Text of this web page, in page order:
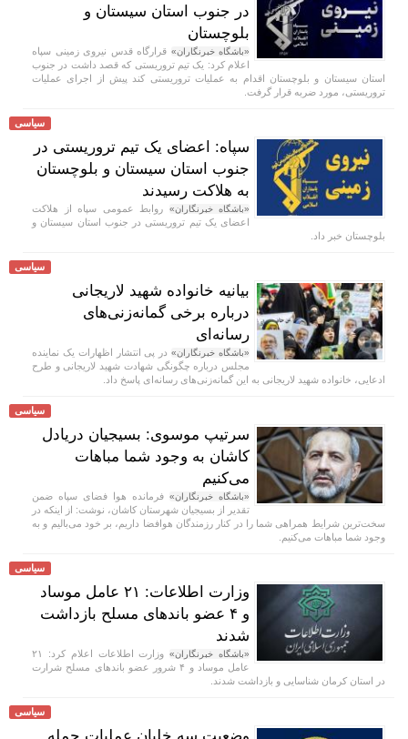
در جنوب استان سیستان و
بلوچستان
«باشگاه خبرنگاران» قرارگاه قدس نیروی زمینی سپاه
اعلام کرد: یک تیم تروریستی که قصد داشت در جنوب
استان سیستان و بلوچستان اقدام به عملیات تروریستی کند پیش از اجرای عملیات
تروریستی، مورد ضربه قرار گرفت.
سیاسی
سپاه: اعضای یک تیم تروریستی در
جنوب استان سیستان و بلوچستان
به هلاکت رسیدند
«باشگاه خبرنگاران» روابط عمومی سپاه از هلاکت
اعضای یک تیم تروریستی در جنوب استان سیستان و
بلوچستان خبر داد.
سیاسی
بیانیه خانواده شهید لاریجانی
درباره برخی گمانه‌زنی‌های
رسانه‌ای
«باشگاه خبرنگاران»در پی انتشار اظهارات یک نماینده
مجلس درباره چگونگی شهادت شهید لاریجانی و طرح
ادعایی، خانواده شهید لاریجانی به این گمانه‌زنی‌های رسانه‌ای پاسخ داد.
سیاسی
سرتیپ موسوی: بسیجیان دریادل
کاشان به وجود شما مباهات
می‌کنیم
«باشگاه خبرنگاران» فرمانده هوا فضای سپاه ضمن
تقدیر از بسیجیان شهرستان کاشان، نوشت: از اینکه در
سخت‌ترین شرایط همراهی شما را در کنار رزمندگان هوافضا داریم، بر خود می‌بالیم و به
وجود شما مباهات می‌کنیم.
سیاسی
وزارت اطلاعات: ۲۱ عامل موساد
و ۴ عضو باند‌های مسلح بازداشت
شدند
«باشگاه خبرنگاران»
وزارت اطلاعات اعلام کرد: ۲۱
عامل موساد و ۴ شرور عضو باند‌های مسلح شرارت
در استان کرمان شناسایی و بازداشت شدند.
سیاسی